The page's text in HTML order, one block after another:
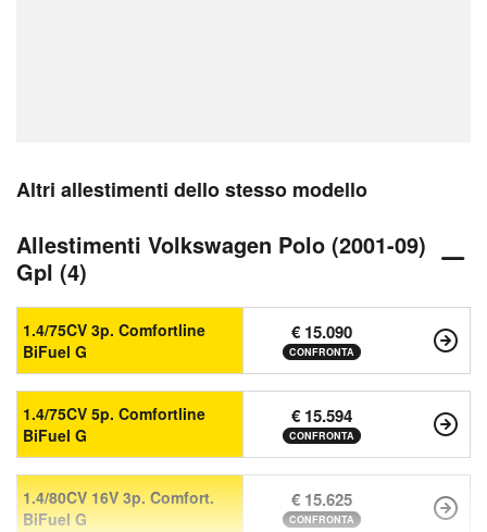
Altri allestimenti dello stesso modello
Allestimenti Volkswagen Polo (2001-09)
Gpl (4)
1.4/75CV 3p. Comfortline
BiFuel G
€ 15.090
CONFRONTA
1.4/75CV 5p. Comfortline
BiFuel G
€ 15.594
CONFRONTA
1.4/80CV 16V 3p. Comfort.
BiFuel G
€ 15.625
CONFRONTA